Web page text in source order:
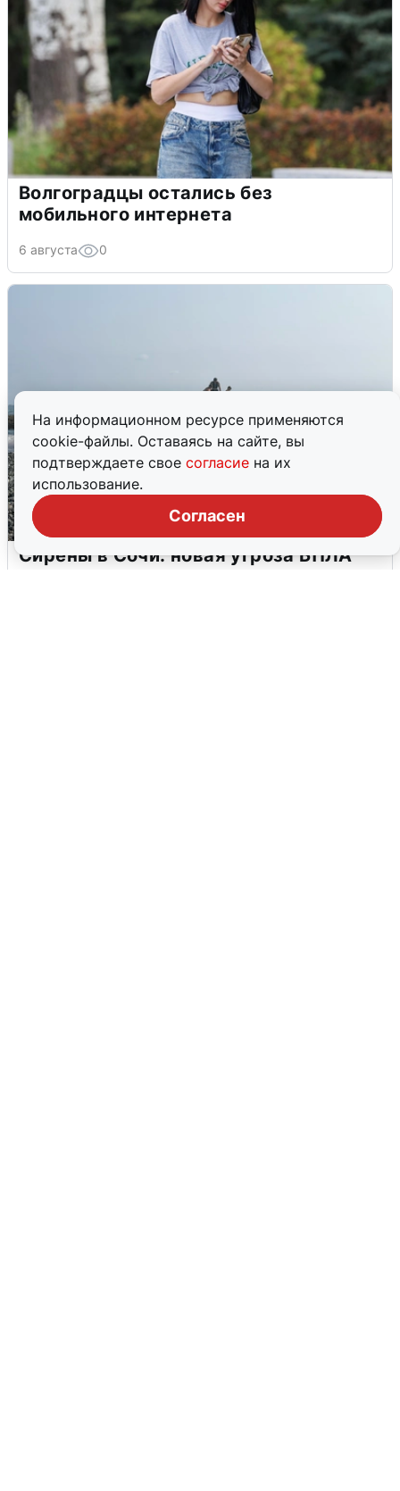
На информационном ресурсе применяются
cookie-файлы. Оставаясь на сайте, вы
подтверждаете свое согласие на их
использование.
Согласен
Волгоградцы остались без
мобильного интернета
6 августа 0
Сирены в Сочи: новая угроза БПЛА